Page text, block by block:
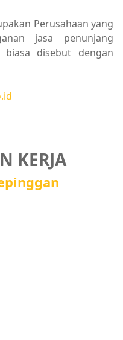
Perusahaan yang
jasa penunjang
disebut dengan
KERJA